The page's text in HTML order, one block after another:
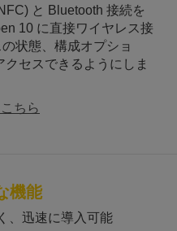
と Bluetooth 接続を
10 に直接ワイヤレス接
状態、構成オプショ
セスできるようにしま
ちら
機能
、迅速に導入可能